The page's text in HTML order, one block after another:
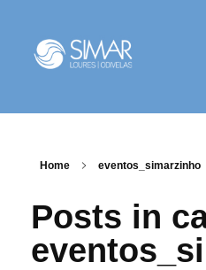
Home eventos_simarzinho
Posts in